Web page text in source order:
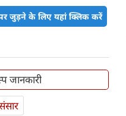
जुड़ने के लिए यहां क्लिक करें
जानकारी